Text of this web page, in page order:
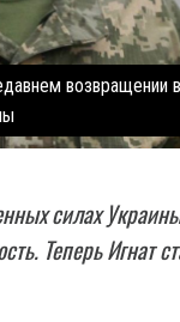
силах
Теперь Игнат